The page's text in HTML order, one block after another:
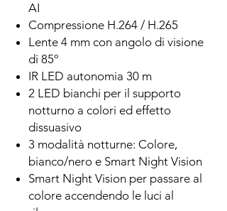
AI
Compressione H.264 / H.265
Lente 4 mm con angolo di visione
di 85º
IR LED autonomia 30 m
2 LED bianchi per il supporto
notturno a colori ed effetto
dissuasivo
3 modalità notturne: Colore,
bianco/nero e Smart Night Vision
Smart Night Vision per passare al
colore accendendo le luci al